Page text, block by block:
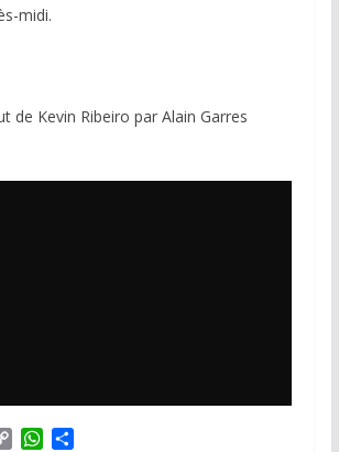
midi.
de Kevin Ribeiro par Alain Garres
W